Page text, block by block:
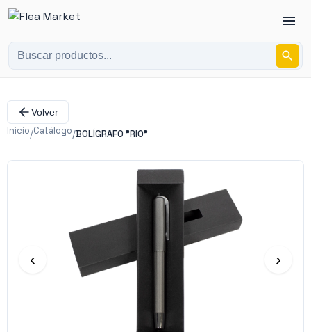
Volver
Inicio/Catálogo/BOLÍGRAFO "RIO"
‹ ›